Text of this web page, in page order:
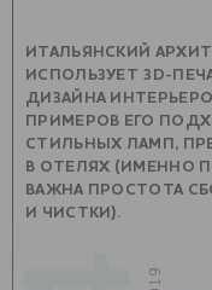
ИТАЛЬЯНСКИЙ
ИСПОЛЬЗУЕТ 3D-
ДИЗАЙНА
ПРИМЕРОВ ЕГО
СТИЛЬНЫХ ЛАМП,
В ОТЕЛЯХ (ИМЕННО
ВАЖНА ПРОСТОТА
И ЧИСТКИ).